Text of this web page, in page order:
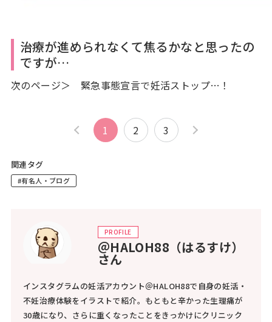
治療が進められなくて焦るかなと思ったの
ですが…
次のページ＞ 緊急事態宣言で妊活ストップ…！
1 2 3
関連タグ
#有名人・ブログ
PROFILE
＠HALOH88（はるすけ）
さん
インスタグラムの妊活アカウント＠HALOH88で自身の妊活・
不妊治療体験をイラストで紹介。もともと辛かった生理痛が
30歳になり、さらに重くなったことをきっかけにクリニック